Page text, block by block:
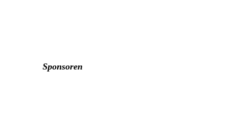
Sponsoren